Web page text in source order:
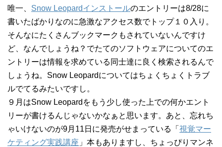
唯一、 Snow Leopardインストールのエントリーは8/28に
書いたばかりなのに急激なアクセス数でトップ１０入り。
そんなにたくさんブックマークもされていないんですけ
ど、なんでしょうね？でたてのソフトウェアについてのエ
ントリーは情報を求めている同士達に良く検索されるんで
しょうね。Snow Leopardについてはちょくちょくトラブ
ルでてるみたいですし。
９月はSnow Leopardをもう少し使った上での何かエント
リーが書けるんじゃないかなぁと思います。あと、忘れち
ゃいけないのが9月11日に発売がせまっている「 視覚マー
ケティング実践講座 」本もありますし、ちょっぴりマンネ